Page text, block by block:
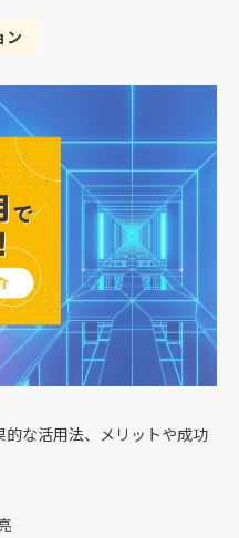
ン
的な活用法、メリットや成功